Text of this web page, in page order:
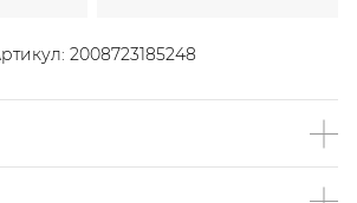
2008723185248